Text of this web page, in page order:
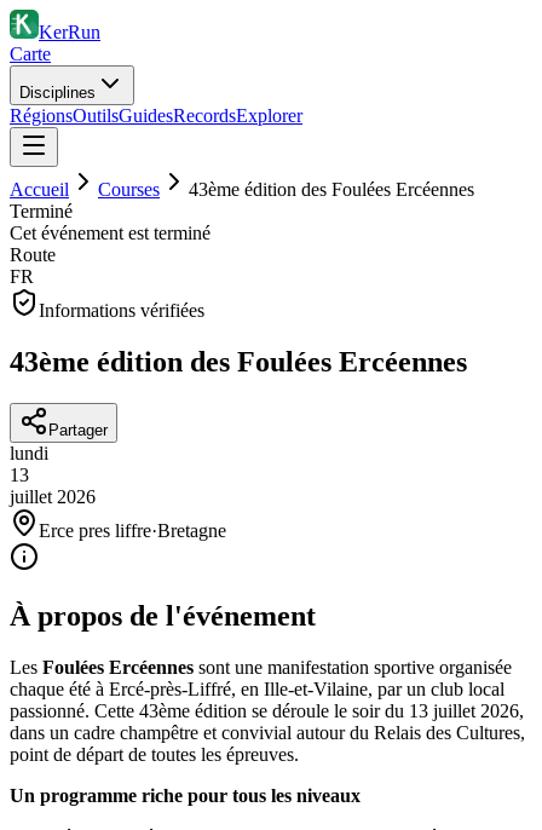
KerRun
Carte
Disciplines
RégionsOutilsGuidesRecordsExplorer
Accueil Courses
43ème édition des Foulées Ercéennes
Terminé
Cet événement est terminé
Route
FR
Informations vérifiées
43ème édition des Foulées Ercéennes
Partager
lundi
13
juillet 2026
Erce pres liffre·Bretagne
À propos de l'événement
Les Foulées Ercéennes sont une manifestation sportive organisée
chaque été à Ercé-près-Liffré, en Ille-et-Vilaine, par un club local
passionné. Cette 43ème édition se déroule le soir du 13 juillet 2026,
dans un cadre champêtre et convivial autour du Relais des Cultures,
point de départ de toutes les épreuves.
Un programme riche pour tous les niveaux